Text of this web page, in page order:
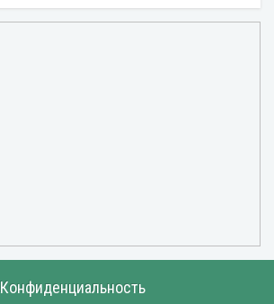
Конфиденциальность